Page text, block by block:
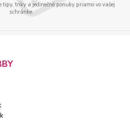
tipy, triky a jedinečné ponuky priamo vo vašej
schránke.